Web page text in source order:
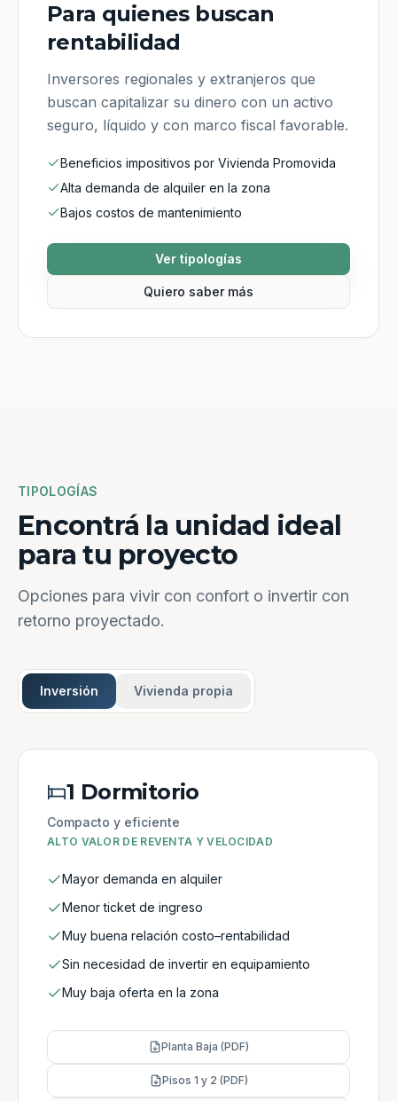
Para quienes buscan
rentabilidad
Inversores regionales y extranjeros que
buscan capitalizar su dinero con un activo
seguro, líquido y con marco fiscal favorable.
Beneficios impositivos por Vivienda Promovida
Alta demanda de alquiler en la zona
Bajos costos de mantenimiento
Ver tipologías
Quiero saber más
TIPOLOGÍAS
Encontrá la unidad ideal
para tu proyecto
Opciones para vivir con confort o invertir con
retorno proyectado.
Inversión Vivienda propia
1 Dormitorio
Compacto y eficiente
ALTO VALOR DE REVENTA Y VELOCIDAD
Mayor demanda en alquiler
Menor ticket de ingreso
Muy buena relación costo–rentabilidad
Sin necesidad de invertir en equipamiento
Muy baja oferta en la zona
Planta Baja (PDF)
Pisos 1 y 2 (PDF)